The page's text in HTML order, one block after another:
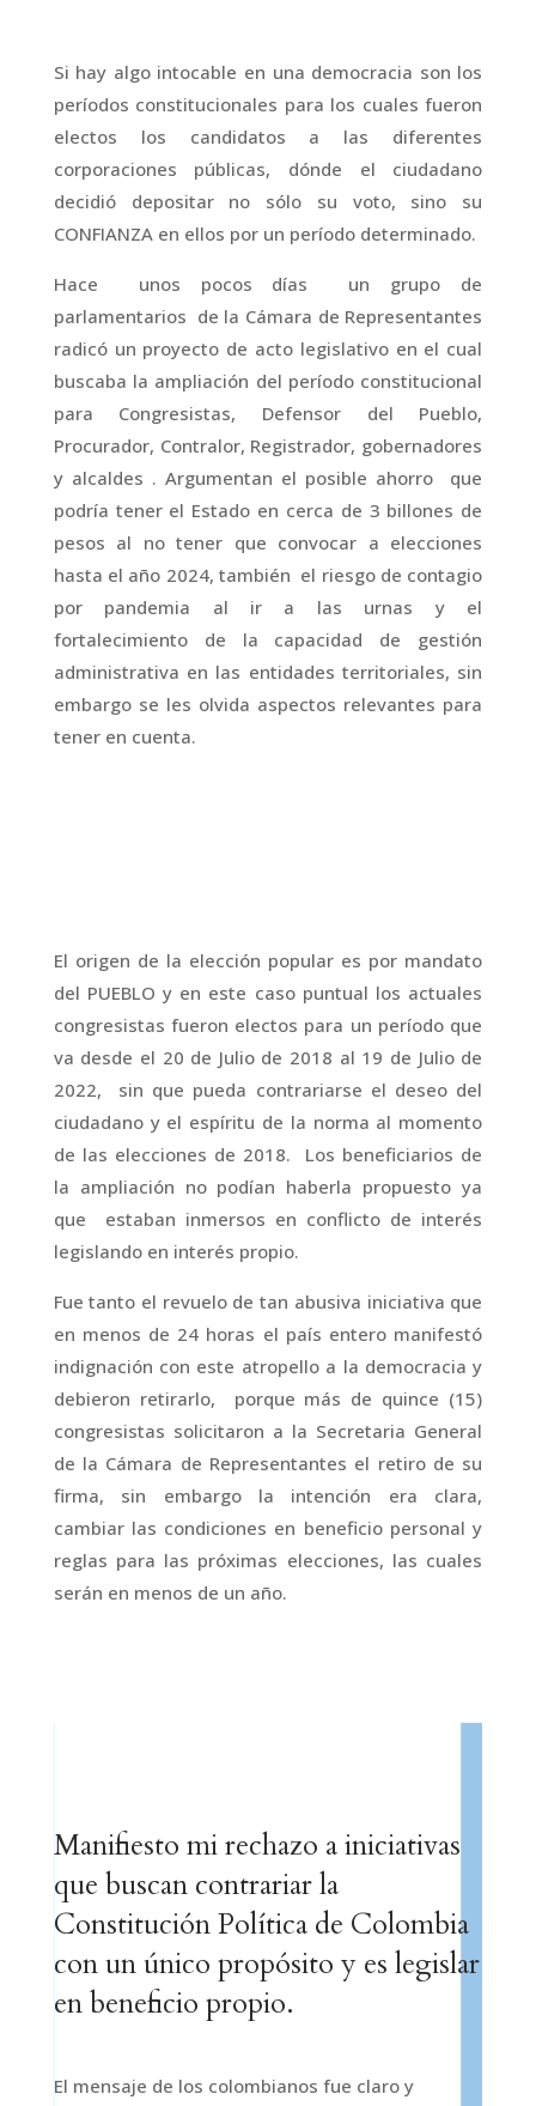
Si hay algo intocable en una democracia son los
períodos constitucionales para los cuales fueron
electos los candidatos a las diferentes
corporaciones públicas, dónde el ciudadano
decidió depositar no sólo su voto, sino su
CONFIANZA en ellos por un período determinado.
Hace unos pocos días un grupo de
parlamentarios de la Cámara de Representantes
radicó un proyecto de acto legislativo en el cual
buscaba la ampliación del período constitucional
para Congresistas, Defensor del Pueblo,
Procurador, Contralor, Registrador, gobernadores
y alcaldes . Argumentan el posible ahorro que
podría tener el Estado en cerca de 3 billones de
pesos al no tener que convocar a elecciones
hasta el año 2024, también el riesgo de contagio
por pandemia al ir a las urnas y el
fortalecimiento de la capacidad de gestión
administrativa en las entidades territoriales, sin
embargo se les olvida aspectos relevantes para
tener en cuenta.
El origen de la elección popular es por mandato
del PUEBLO y en este caso puntual los actuales
congresistas fueron electos para un período que
va desde el 20 de Julio de 2018 al 19 de Julio de
2022, sin que pueda contrariarse el deseo del
ciudadano y el espíritu de la norma al momento
de las elecciones de 2018. Los beneficiarios de
la ampliación no podían haberla propuesto ya
que estaban inmersos en conflicto de interés
legislando en interés propio.
Fue tanto el revuelo de tan abusiva iniciativa que
en menos de 24 horas el país entero manifestó
indignación con este atropello a la democracia y
debieron retirarlo, porque más de quince (15)
congresistas solicitaron a la Secretaria General
de la Cámara de Representantes el retiro de su
firma, sin embargo la intención era clara,
cambiar las condiciones en beneficio personal y
reglas para las próximas elecciones, las cuales
serán en menos de un año.
Manifiesto mi rechazo a iniciativas
que buscan contrariar la
Constitución Política de Colombia
con un único propósito y es legislar
en beneficio propio.
El mensaje de los colombianos fue claro y